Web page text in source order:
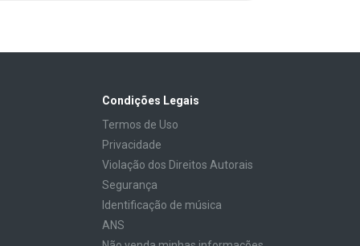
Condições Legais
Termos de Uso
Privacidade
Violação dos Direitos Autorais
Segurança
Identificação de música
ANS